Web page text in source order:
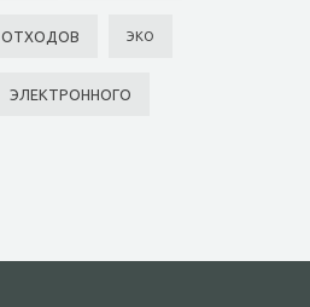
ОТХОДОВ ЭКО
ЭЛЕКТРОННОГО